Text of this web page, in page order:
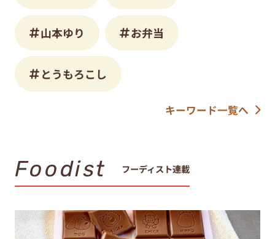
山本ゆり お弁当
とうもろこし
キーワード一覧へ
Foodist フーディスト連載